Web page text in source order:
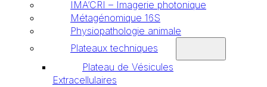
IMA’CRI – Imagerie photonique
Métagénomique 16S
Physiopathologie animale
Plateaux techniques
Plateau de Vésicules
Extracellulaires